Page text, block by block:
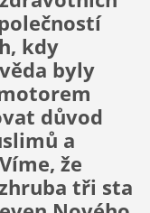
kdy
byly
důvod
a
že
tři sta